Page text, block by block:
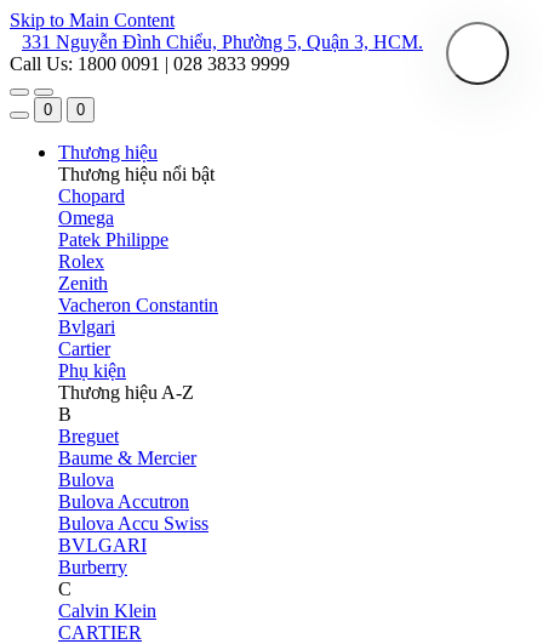
Skip to Main Content
331 Nguyễn Đình Chiểu, Phường 5, Quận 3, HCM.
Call Us: 1800 0091 | 028 3833 9999
0 0
Thương hiệu
Thương hiệu nổi bật
Chopard
Omega
Patek Philippe
Rolex
Zenith
Vacheron Constantin
Bvlgari
Cartier
Phụ kiện
Thương hiệu A-Z
B
Breguet
Baume & Mercier
Bulova
Bulova Accutron
Bulova Accu Swiss
BVLGARI
Burberry
C
Calvin Klein
CARTIER